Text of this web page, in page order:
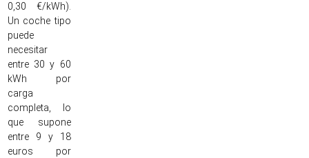
0,30 €/kWh).
Un coche tipo
puede
necesitar
entre 30 y 60
kWh por
carga
completa, lo
que supone
entre 9 y 18
euros por